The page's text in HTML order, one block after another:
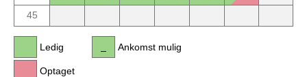
45
Ledig
Optaget
Ankomst mulig